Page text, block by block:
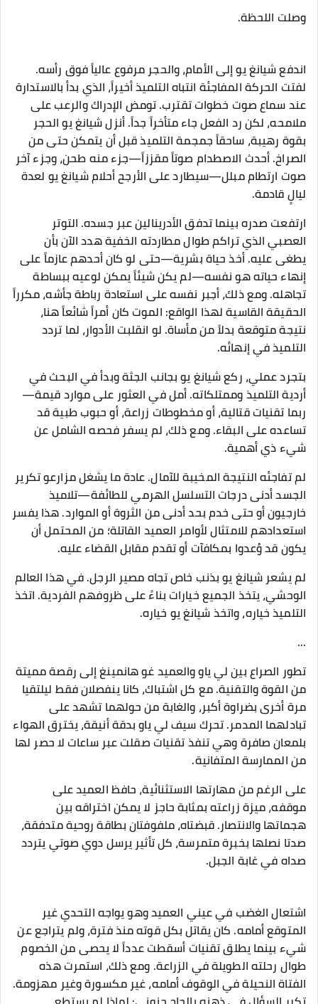
وصلت اللحظة.
اندفع شيانغ يو إلى الأمام، والحجر مرفوع عالياً فوق رأسه.
لفتت الحركة المفاجئة انتباه التلميذ أخيراً، الذي بدأ بالاستدارة
عند سماع صوت خطوات تقترب. تومض الإدراك والرعب على
ملامحه، لكن رد الفعل جاء متأخراً جداً. أنزل شيانغ يو الحجر
بقوة رهيبة، ساحقاً جمجمة التلميذ قبل أن يتمكن حتى من
الصراخ. أحدث الاصطدام صوتاً مقززاً—جزء منه طحن، وجزء آخر
صوت ارتطام مبلل—سيطارد على الأرجح أحلام شيانغ يو لعدة
ليالٍ قادمة.
ارتفعت صدره بينما تدفق الأدرينالين عبر جسده. التوتر
العصبي الذي تراكم طوال مطاردته الخفية هدد الآن بأن
يطغى عليه. أخذ حياة بشرية—حتى لو كان أحدهم عازماً على
إنهاء حياته هو نفسه—لم يكن شيئاً يمكن لوعيه ببساطة
تجاهله. ومع ذلك، أجبر نفسه على استعادة رباطة جأشه، مكرراً
الحقيقة القاسية لهذا الواقع: الموت كان أمراً شائعاً هنا،
نتيجة متوقعة بدلاً من مأساة. لو انقلبت الأدوار، لما تردد
التلميذ في إنهائه.
بتجرد عملي، ركع شيانغ يو بجانب الجثة وبدأ في البحث في
أردية التلميذ وممتلكاته. أمل في العثور على موارد قيمة—
ربما تقنيات قتالية، أو مخطوطات زراعة، أو حبوب طبية قد
تساعده على البقاء. ومع ذلك، لم يسفر فحصه الشامل عن
شيء ذي أهمية.
لم تفاجئه النتيجة المخيبة للآمال. عادة ما يشغل مزارعو تكرير
الجسد أدنى درجات التسلسل الهرمي للطائفة—تلاميذ
خارجيون أو حتى خدم بحد أدنى من الثروة أو الموارد. هذا يفسر
استعدادهم للامتثال لأوامر العميد القاتلة؛ من المحتمل أن
يكون قد وُعدوا بمكافآت أو تقدم مقابل القضاء عليه.
لم يشعر شيانغ يو بذنب خاص تجاه مصير الرجل. في هذا العالم
الوحشي، يتخذ الجميع خيارات بناءً على ظروفهم الفردية. اتخذ
التلميذ خياره، واتخذ شيانغ يو خياره.
...
تطور الصراع بين لي ياو والعميد غو هانمينغ إلى رقصة مميتة
من القوة والتقنية. مع كل اشتباك، كانا ينفصلان فقط ليلتقيا
مرة أخرى بضراوة أكبر، والغابة من حولهما تشهد على
تبادلهما المدمر. تحرك سيف لي ياو بدقة أنيقة، يخترق الهواء
بلمعان صافرة وهي تنفذ تقنيات صقلت عبر ساعات لا حصر لها
من الممارسة المتفانية.
على الرغم من مهارتها الاستثنائية، حافظ العميد على
موقفه، ميزة زراعته بمثابة حاجز لا يمكن اختراقه بين
هجماتها والانتصار. قبضتاه، ملفوفتان بطاقة روحية متدفقة،
صدتا نصلها بخبرة متمرسة، كل تأثير يرسل دوي صوتي يتردد
صداه في غابة الجبل.
اشتعال الغضب في عيني العميد وهو يواجه التحدي غير
المتوقع أمامه. كان يقاتل بكل قوته منذ فترة، ولم يتراجع عن
شيء بينما يطلق تقنيات أسقطت عدداً لا يحصى من الخصوم
طوال رحلته الطويلة في الزراعة. ومع ذلك، استمرت هذه
الفتاة النحيلة في الوقوف أمامه، غير مكسورة وغير مهزومة.